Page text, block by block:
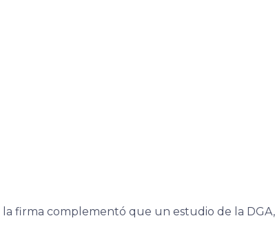
la firma complementó que un estudio de la DGA,